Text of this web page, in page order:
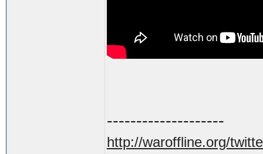
--------------------
http://waroffline.org/